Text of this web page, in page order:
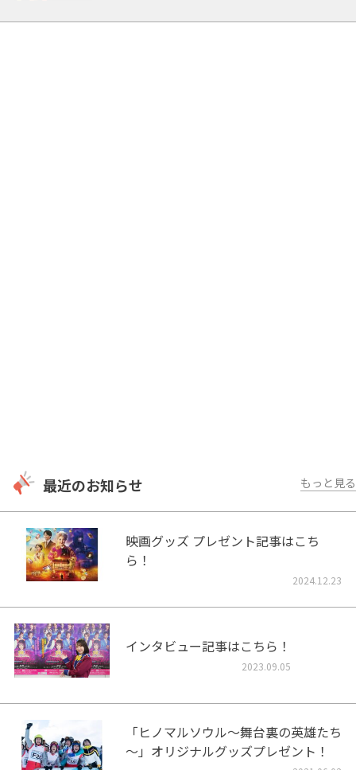
情報パレット / メ～テレ 知りたい嬢 / H21～
最近のお知らせ もっと見る
映画グッズ プレゼント記事はこち
ら！
2024.12.23
インタビュー記事はこちら！
2023.09.05
「ヒノマルソウル～舞台裏の英雄たち
～」オリジナルグッズプレゼント！